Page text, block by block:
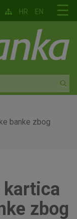
☰
HR EN
banke zbog
kartica
zbog